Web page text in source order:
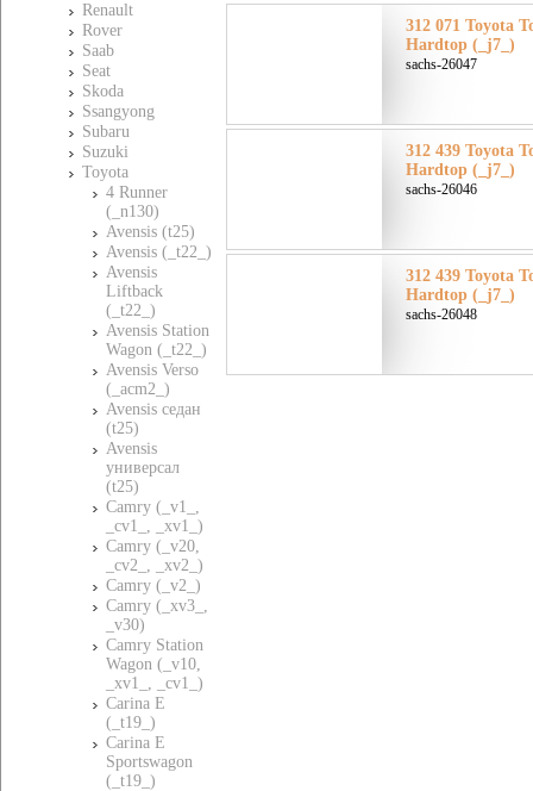
Renault
Rover
Saab
Seat
Skoda
Ssangyong
Subaru
Suzuki
Toyota
4 Runner
(_n130)
Avensis (t25)
Avensis (_t22_)
Avensis
Liftback
(_t22_)
Avensis Station
Wagon (_t22_)
Avensis Verso
(_acm2_)
Avensis седан
(t25)
Avensis
универсал
(t25)
Camry (_v1_,
_cv1_, _xv1_)
Camry (_v20,
_cv2_, _xv2_)
Camry (_v2_)
Camry (_xv3_,
_v30)
Camry Station
Wagon (_v10,
_xv1_, _cv1_)
Carina E
(_t19_)
Carina E
Sportswagon
(_t19_)
312 071 Toyota
Hardtop (_j7_)
sachs-26047
312 439 Toyota
Hardtop (_j7_)
sachs-26046
312 439 Toyota
Hardtop (_j7_)
sachs-26048